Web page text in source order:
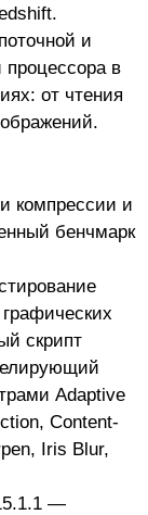
и
процессора в
от чтения
компрессии и
бенчмарк
скрипт
Adaptive
Content-
Iris Blur,
—